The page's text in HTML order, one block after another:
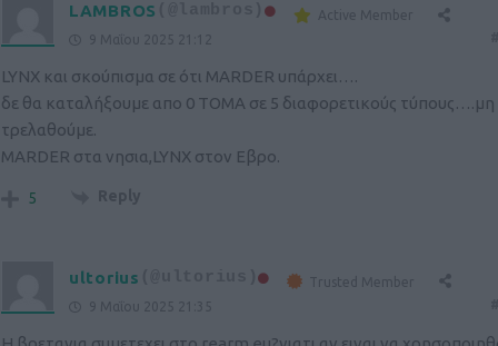
LAMBROS
Active Member
9 Μαΐου 2025 21:12
LYNX και σκούπισμα σε ότι MARDER υπάρχει….
δε θα καταλήξουμε απο 0 ΤΟΜΑ σε 5 διαφορετικούς τύπους….μη
τρελαθούμε.
ΜARDER στα νησια,LYNX στον Εβρο.
5 Reply
ultorius (@ultorius)
Trusted Member
9 Μαΐου 2025 21:35